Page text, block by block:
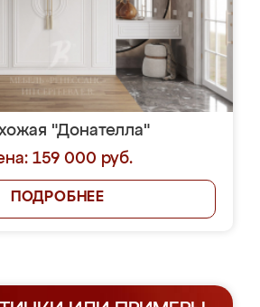
"Донателла"
159 000 руб.
ПОДРОБНЕЕ